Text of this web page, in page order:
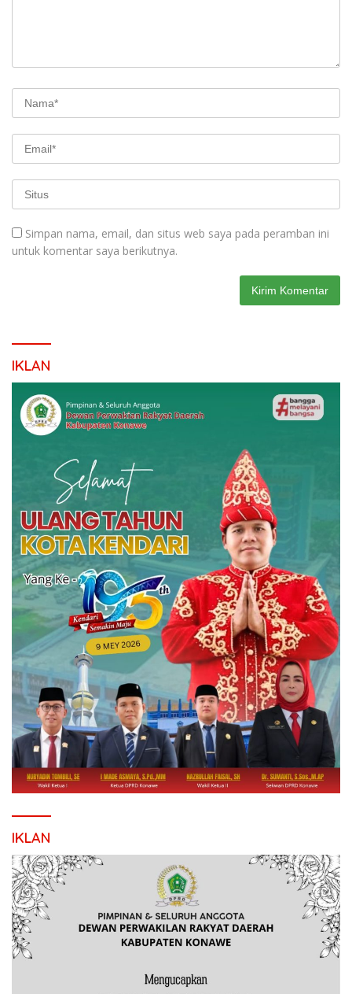
Simpan nama, email, dan situs web saya pada peramban ini
untuk komentar saya berikutnya.
IKLAN
IKLAN